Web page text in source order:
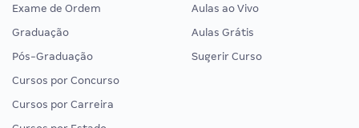
Exame de Ordem
Graduação
Pós-Graduação
Cursos por Concurso
Cursos por Carreira
Aulas ao Vivo
Aulas Grátis
Sugerir Curso